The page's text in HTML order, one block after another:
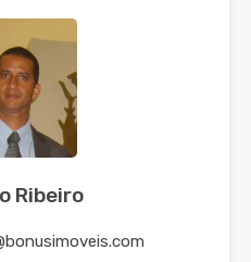
Ribeiro